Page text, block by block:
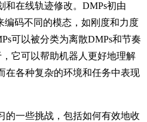
和在线轨迹修改。DMPs初由
编码不同的模态，如刚度和力度
可以被分类为离散DMPs和节奏
它可以帮助机器人更好地理解
在各种复杂的环境和任务中表现
的一些挑战，包括如何有效地收